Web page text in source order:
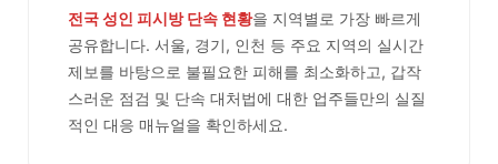
전국 성인 피시방 단속 현황을 지역별로 가장 빠르게
공유합니다. 서울, 경기, 인천 등 주요 지역의 실시간
제보를 바탕으로 불필요한 피해를 최소화하고, 갑작
스러운 점검 및 단속 대처법에 대한 업주들만의 실질
적인 대응 매뉴얼을 확인하세요.